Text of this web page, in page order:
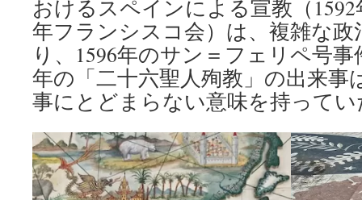
おけるスペインによる宣教（
年フランシスコ会）は、複雑な
り、1596年のサン＝フェリペ号
年の「二十六聖人殉教」の出来事
事にとどまらない意味を持ってい